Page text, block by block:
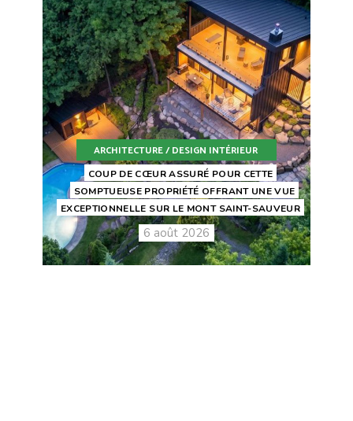
ARCHITECTURE / DESIGN INTÉRIEUR
COUP DE CŒUR ASSURÉ POUR CETTE
SOMPTUEUSE PROPRIÉTÉ OFFRANT UNE VUE
EXCEPTIONNELLE SUR LE MONT SAINT-SAUVEUR
6 août 2026